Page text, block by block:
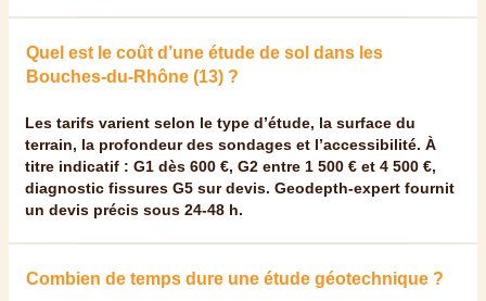
Quel est le coût d’une étude de sol dans les
Bouches-du-Rhône (13) ?
Les tarifs varient selon le type d’étude, la surface du
terrain, la profondeur des sondages et l’accessibilité. À
titre indicatif : G1 dès 600 €, G2 entre 1 500 € et 4 500 €,
diagnostic fissures G5 sur devis. Geodepth-expert fournit
un devis précis sous 24-48 h.
Combien de temps dure une étude géotechnique ?